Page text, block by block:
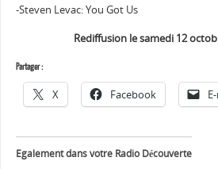
-Steven Levac: You Got Us
Rediffusion le samedi 12
Partager :
X Facebook
Egalement dans votre Radio Découverte